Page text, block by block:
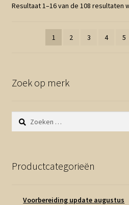
Resultaat 1–16 van de 108 resultaten
1 2 3 4 5
Zoek op merk
Zoeken
naar:
Productcategorieën
Voorbereiding update augustus